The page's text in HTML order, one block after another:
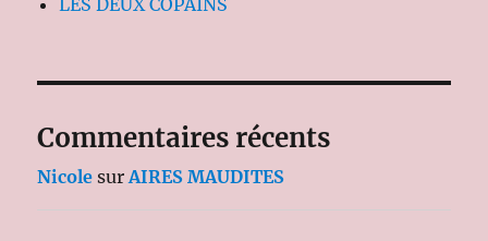
Commentaires récents
Nicole surAIRES MAUDITES